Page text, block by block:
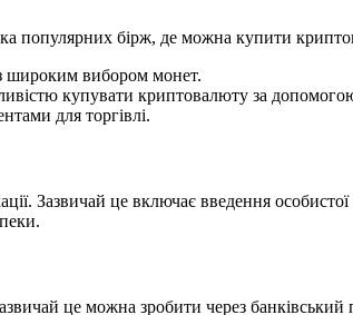
популярних бірж, де можна купити
широким вибором монет.
купувати криптовалюту за
для торгівлі.
Зазвичай це включає введення
це можна зробити через